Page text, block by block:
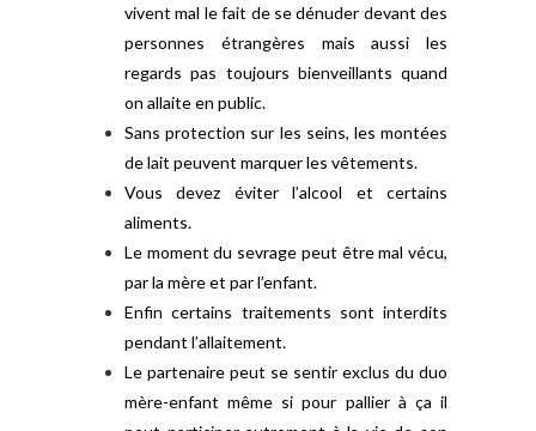
vivent mal le fait de se dénuder devant des
personnes étrangères mais aussi les
regards pas toujours bienveillants quand
on allaite en public.
Sans protection sur les seins, les montées
de lait peuvent marquer les vêtements.
Vous devez éviter l’alcool et certains
aliments.
Le moment du sevrage peut être mal vécu,
par la mère et par l’enfant.
Enfin certains traitements sont interdits
pendant l’allaitement.
Le partenaire peut se sentir exclus du duo
mère-enfant même si pour pallier à ça il